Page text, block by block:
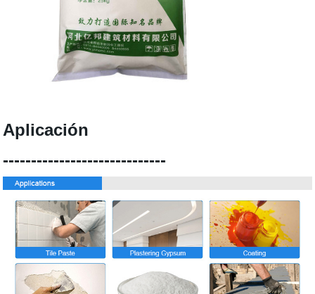
Aplicación
-----------------------------